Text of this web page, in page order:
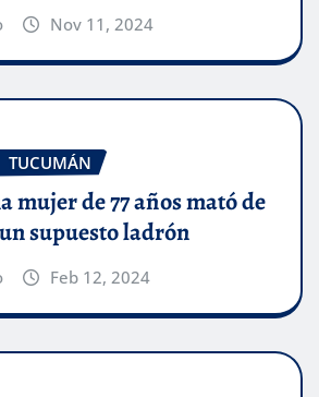
Nov 11, 2024
TUCUMÁN
mujer de 77 años mató de
supuesto ladrón
Feb 12, 2024